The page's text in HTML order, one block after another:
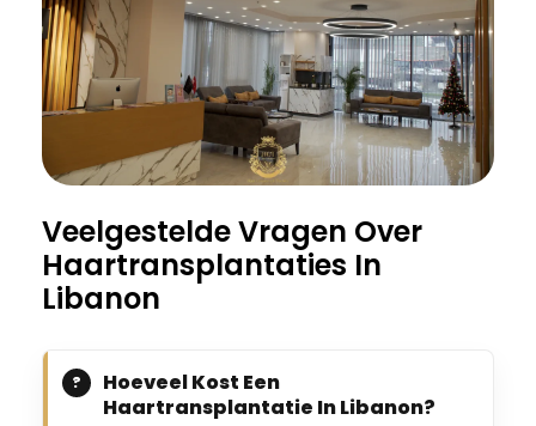
Veelgestelde Vragen Over
Haartransplantaties In
Libanon
Hoeveel Kost Een
Haartransplantatie In Libanon?